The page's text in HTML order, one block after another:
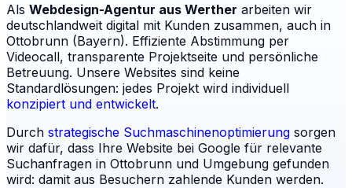
Als Webdesign-Agentur aus Werther arbeiten wir
deutschlandweit digital mit Kunden zusammen, auch in
Ottobrunn (Bayern). Effiziente Abstimmung per
Videocall, transparente Projektseite und persönliche
Betreuung. Unsere Websites sind keine
Standardlösungen: jedes Projekt wird individuell
konzipiert und entwickelt.
Durch strategische Suchmaschinenoptimierung sorgen
wir dafür, dass Ihre Website bei Google für relevante
Suchanfragen in Ottobrunn und Umgebung gefunden
wird: damit aus Besuchern zahlende Kunden werden.